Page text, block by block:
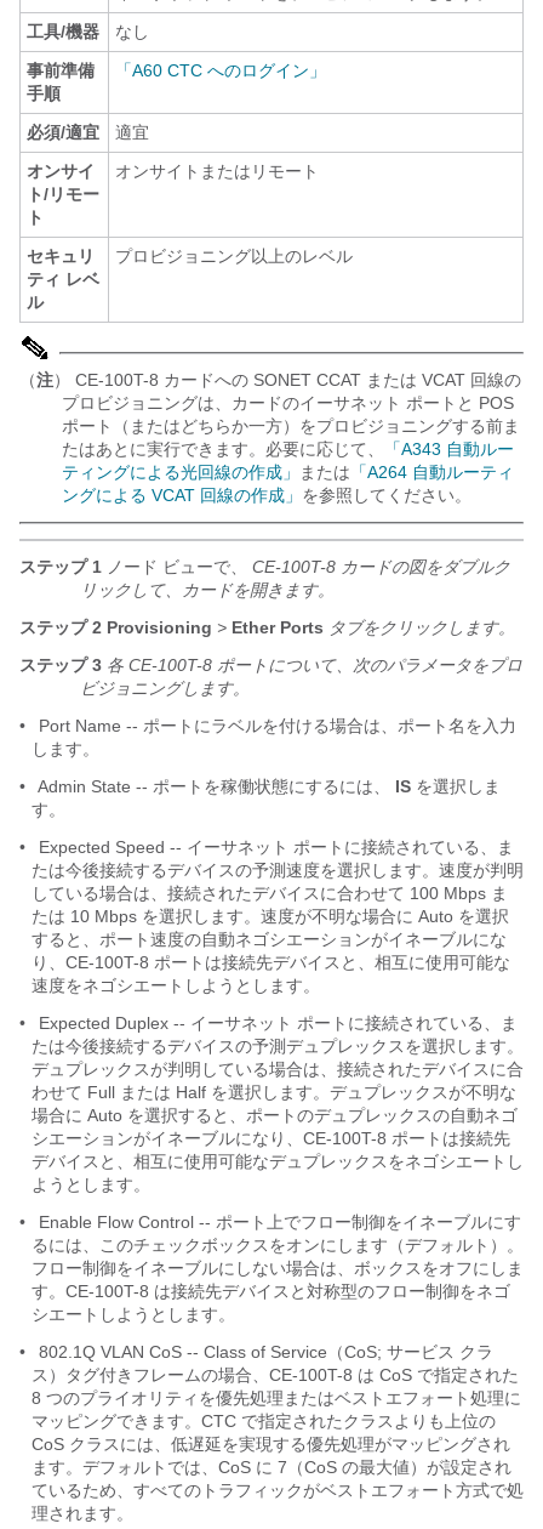
工具/機器
なし
事前準備
手順
「A60 CTC へのログイン」
必須/適宜
適宜
オンサイ
ト/リモー
ト
オンサイトまたはリモート
セキュリ
ティ レベ
ル
プロビジョニング以上のレベル
（注） CE-100T-8 カードへの SONET CCAT または VCAT 回線の
プロビジョニングは、カードのイーサネット ポートと POS
ポート（またはどちらか一方）をプロビジョニングする前ま
たはあとに実行できます。必要に応じて、
「A343 自動ルー
ティングによる光回線の作成」
または 「A264 自動ルーティ
ングによる VCAT 回線の作成」 を参照してください。
ステップ 1 ノード ビューで、
CE-100T-8 カードの図をダブルク
リックして、カードを開きます。
ステップ 2 Provisioning > Ether Ports タブをクリックします。
ステップ 3 各 CE-100T-8 ポートについて、次のパラメータをプロ
ビジョニングします。
•
Port Name -- ポートにラベルを付ける場合は、ポート名を入力
します。
•
Admin State -- ポートを稼働状態にするには、 IS を選択しま
す。
•
Expected Speed -- イーサネット ポートに接続されている、ま
たは今後接続するデバイスの予測速度を選択します。速度が判明
している場合は、接続されたデバイスに合わせて 100 Mbps ま
たは 10 Mbps を選択します。速度が不明な場合に Auto を選択
すると、ポート速度の自動ネゴシエーションがイネーブルにな
り、CE-100T-8 ポートは接続先デバイスと、相互に使用可能な
速度をネゴシエートしようとします。
•
Expected Duplex -- イーサネット ポートに接続されている、ま
たは今後接続するデバイスの予測デュプレックスを選択します。
デュプレックスが判明している場合は、接続されたデバイスに合
わせて Full または Half を選択します。デュプレックスが不明な
場合に Auto を選択すると、ポートのデュプレックスの自動ネゴ
シエーションがイネーブルになり、CE-100T-8 ポートは接続先
デバイスと、相互に使用可能なデュプレックスをネゴシエートし
ようとします。
•
Enable Flow Control -- ポート上でフロー制御をイネーブルにす
るには、このチェックボックスをオンにします（デフォルト）。
フロー制御をイネーブルにしない場合は、ボックスをオフにしま
す。CE-100T-8 は接続先デバイスと対称型のフロー制御をネゴ
シエートしようとします。
•
802.1Q VLAN CoS -- Class of Service（CoS; サービス クラ
ス）タグ付きフレームの場合、CE-100T-8 は CoS で指定された
8 つのプライオリティを優先処理またはベストエフォート処理に
マッピングできます。CTC で指定されたクラスよりも上位の
CoS クラスには、低遅延を実現する優先処理がマッピングされ
ます。デフォルトでは、CoS に 7（CoS の最大値）が設定され
ているため、すべてのトラフィックがベストエフォート方式で処
理されます。